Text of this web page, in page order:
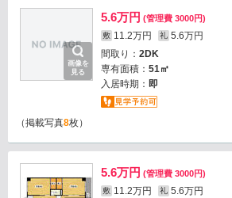
画像を
見る
5.6万円 (管理費 3000円)
敷 11.2万円 礼 5.6万円
間取り： 2DK
専有面積： 51㎡
入居時期： 即
（掲載写真8枚）
5.6万円 (管理費 3000円)
敷 11.2万円 礼 5.6万円